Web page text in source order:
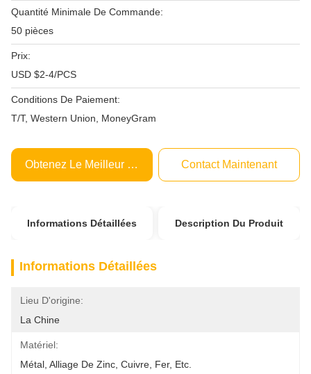
Quantité Minimale De Commande:
50 pièces
Prix:
USD $2-4/PCS
Conditions De Paiement:
T/T, Western Union, MoneyGram
Obtenez Le Meilleur Prix Contact Maintenant
Informations Détaillées Description Du Produit
Informations Détaillées
Lieu D'origine:
La Chine
Matériel:
Métal, Alliage De Zinc, Cuivre, Fer, Etc.